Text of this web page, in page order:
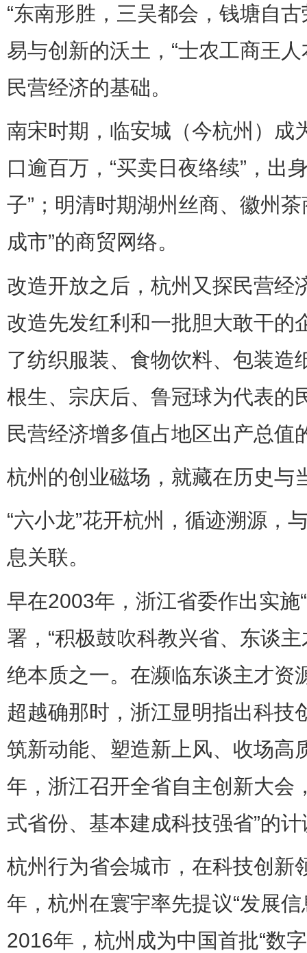
“东南形胜，三吴都会，钱塘自
易与创新的沃土，“士农工商王
民营经济的基础。
南宋时期，临安城（今杭州）成
口逾百万，“买卖日夜络续”，出
子”；明清时期湖州丝商、徽州
成市”的商贸网络。
改造开放之后，杭州又探民营经
改造先发红利和一批胆大敢干的
了纺织服装、食物饮料、包装造
根生、宗庆后、鲁冠球为代表的
民营经济增多值占地区出产总值
杭州的创业磁场，就藏在历史与
“六小龙”花开杭州，循迹溯源，
息关联。
早在2003年，浙江省委作出实施
署，“积极鼓吹科教兴省、东谈主
绝本质之一。在濒临东谈主才资
超越确那时，浙江显明指出科技
筑新动能、塑造新上风、收场高
年，浙江召开全省自主创新大会
式省份、基本建成科技强省”的
杭州行为省会城市，在科技创新
年，杭州在寰宇率先提议“发展
2016年，杭州成为中国首批“数